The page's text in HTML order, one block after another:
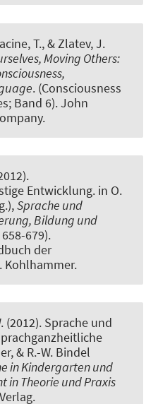
T., & Zlatev, J.
Moving Others:
. (Consciousness
Band 6). John
Entwicklung. in O.
Sprache und
Bildung und
679).
der
Kohlhammer.
(2012). Sprache und
& R.-W. Bindel
in Kindergarten und
in Theorie und Praxis